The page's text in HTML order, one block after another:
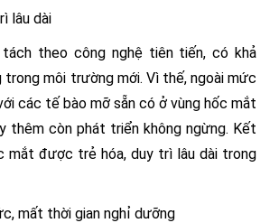
lâu dài
theo công nghệ tiên tiến, có khả
trong môi trường mới. Vì thế, ngoài mức
các tế bào mỡ sẵn có ở vùng hốc mắt
thêm còn phát triển không ngừng. Kết
mắt được trẻ hóa, duy trì lâu dài trong
mất thời gian nghỉ dưỡng